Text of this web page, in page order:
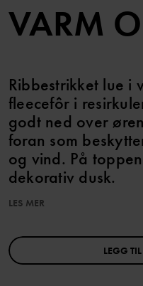
VARM
Ribbestrikket lue i
fleecefôr i
godt ned over
foran som
og vind. På
dekorativ dusk.
Ullen i dette plagget er
Wool Standard. Les mer
LES MER
LEGG